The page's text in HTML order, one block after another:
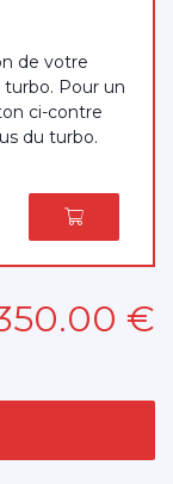
de votre
Pour un
ci-contre
du turbo.
.00 €